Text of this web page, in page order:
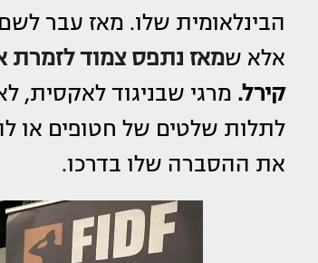
הבינלאומית שלו. מאז עבר
אלא שמאז נתפס צמוד לזמרת
קירל. מרגי שבניגוד לאקסית,
לתלות שלטים של חטופים או
את ההסברה שלו בדרכו.